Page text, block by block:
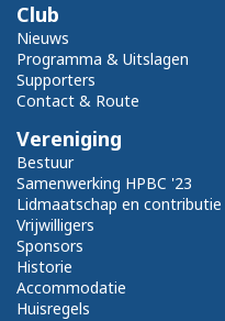
Club
Nieuws
Programma & Uitslagen
Supporters
Contact & Route
Vereniging
Bestuur
Samenwerking HPBC '23
Lidmaatschap en contributie
Vrijwilligers
Sponsors
Historie
Accommodatie
Huisregels